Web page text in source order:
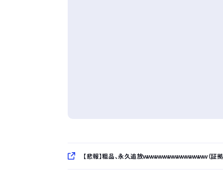
【悲報】粗品、永久追放ｗｗｗｗｗｗｗｗｗｗｗｗｗｗｗ（証